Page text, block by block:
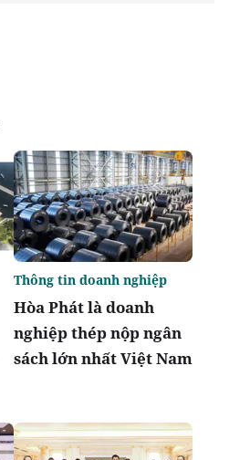
Hòa Phát là doanh
nghiệp thép nộp ngân
sách lớn nhất Việt Nam
Thông tin doanh nghiệp